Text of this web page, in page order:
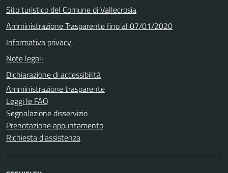
Sito turistico del Comune di Vallecrosia
Amministrazione Trasparente fino al 07/01/2020
Informativa privacy
Note legali
Dichiarazione di accessibilità
Amministrazione trasparente
Leggi le FAQ
Segnalazione disservizio
Prenotazione appuntamento
Richiesta d'assistenza